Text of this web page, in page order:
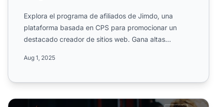
Explora el programa de afiliados de Jimdo, una
plataforma basada en CPS para promocionar un
destacado creador de sitios web. Gana altas
Aug 1, 2025
Programa de Afiliados de JVZoo